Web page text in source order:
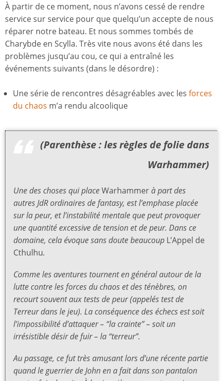
À partir de ce moment, nous n’avons cessé de rendre
service sur service pour que quelqu’un accepte de nous
réparer notre bateau. Et nous sommes tombés de
Charybde en Scylla. Très vite nous avons été dans les
problèmes jusqu’au cou, ce qui a entraîné les
événements suivants (dans le désordre) :
Une série de rencontres désagréables avec les forces
du chaos m’a rendu alcoolique
(Parenthèse : les règles de folie dans
Warhammer)
Une des choses qui placeWarhammerà part des
autres JdR ordinaires de fantasy, est l’emphase placée
sur la peur, et l’instabilité mentale que peut provoquer
une quantité excessive de tension et de peur. Dans ce
domaine, cela évoque sans doute beaucoup L’Appel de
Cthulhu.
Comme les aventures tournent en général autour de la
lutte contre les forces du chaos et des ténèbres, on
recourt souvent aux tests de peur (appelés test de
Terreur dans le jeu). La conséquence des échecs est soit
l’impossibilité d’attaquer – “la crainte” – soit un
irrésistible désir de fuir – la “terreur”.
Au passage, ce fut très amusant lors d’une récente partie
quand le guerrier de John en a fait dans son pantalon